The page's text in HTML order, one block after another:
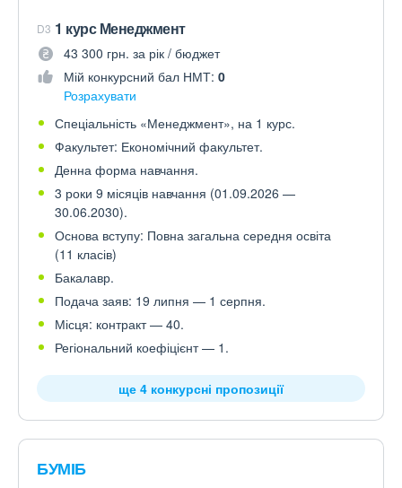
D3 1 курс Менеджмент
43 300 грн. за рік / бюджет
Мій конкурсний бал НМТ: 0
Розрахувати
Спеціальність «Менеджмент», на 1 курс.
Факультет: Економічний факультет.
Денна форма навчання.
3 роки 9 місяців навчання (01.09.2026 —
30.06.2030).
Основа вступу: Повна загальна середня освіта
(11 класів)
Бакалавр.
Подача заяв: 19 липня — 1 серпня.
Місця: контракт — 40.
Регіональний коефіцієнт — 1.
ще 4 конкурсні пропозиції
БУМІБ